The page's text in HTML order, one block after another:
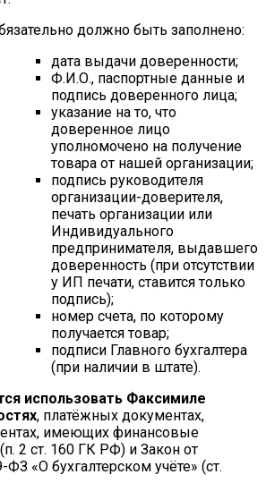
должно быть заполнено:
дата выдачи доверенности;
Ф.И.О., паспортные данные и
подпись доверенного лица;
указание на то, что
доверенное лицо
уполномочено на получение
товара от нашей организации;
подпись руководителя
организации-доверителя,
печать организации или
Индивидуального
предпринимателя, выдавшего
доверенность (при отсутствии
у ИП печати, ставится только
подпись);
номер счета, по которому
получается товар;
подписи Главного бухгалтера
(при наличии в штате).
использовать Факсимиле
, платёжных документах,
имеющих финансовые
2 ст. 160 ГК РФ) и Закон от
ФЗ «О бухгалтерском учёте» (ст.